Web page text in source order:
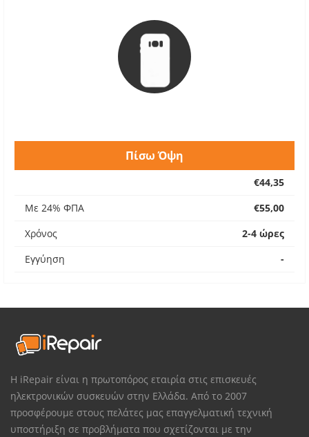
Πίσω Όψη
€44,35
Με 24% ΦΠΑ
€55,00
Χρόνος
2-4 ώρες
Εγγύηση
-
Η iRepair είναι η πρωτοπόρος εταιρία στις επισκευές
ηλεκτρονικών συσκευών στην Ελλάδα. Από το 2007
προσφέρουμε στους πελάτες μας επαγγελματική τεχνική
υποστήριξη σε προβλήματα που σχετίζονται με την